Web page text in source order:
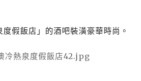
度假飯店」的酒吧裝潢豪華時尚。